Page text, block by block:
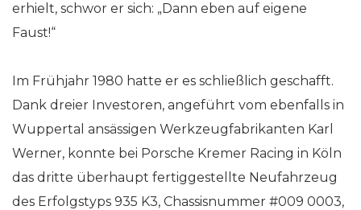
erhielt, schwor er sich: „Dann eben auf eigene
Faust!“
Im Frühjahr 1980 hatte er es schließlich geschafft.
Dank dreier Investoren, angeführt vom ebenfalls in
Wuppertal ansässigen Werkzeugfabrikanten Karl
Werner, konnte bei Porsche Kremer Racing in Köln
das dritte überhaupt fertiggestellte Neufahrzeug
des Erfolgstyps 935 K3, Chassisnummer #009 0003,